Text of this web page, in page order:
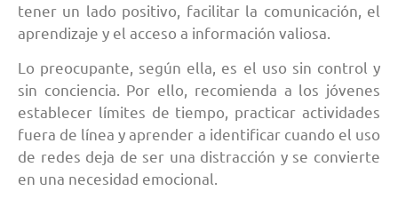
tener un lado positivo, facilitar la comunicación, el
aprendizaje y el acceso a información valiosa.
Lo preocupante, según ella, es el uso sin control y
sin conciencia. Por ello, recomienda a los jóvenes
establecer límites de tiempo, practicar actividades
fuera de línea y aprender a identificar cuando el uso
de redes deja de ser una distracción y se convierte
en una necesidad emocional.